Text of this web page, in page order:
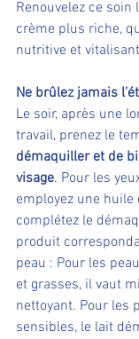
Renouvelez ce soin
crème plus riche,
nutritive et
Ne brûlez jamais
Le soir, après une
travail, prenez le
démaquiller et de
visage. Pour les
employez une
complétez le
produit
peau : Pour les
et grasses, il vaut
nettoyant. Pour les
sensibles, le lait